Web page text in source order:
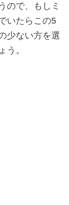
ので、もしミ
いたらこの5
少ない方を選
う。